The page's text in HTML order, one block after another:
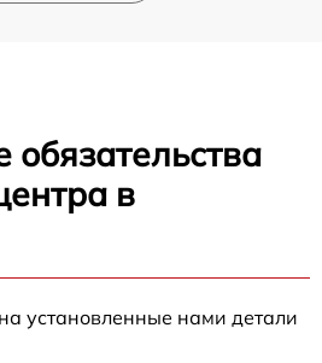
обязательства
в
установленные нами детали